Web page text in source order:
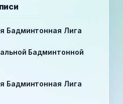
Бадминтонная Лига
Бадминтонной
Бадминтонная Лига